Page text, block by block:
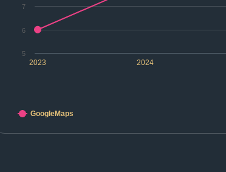
2023 2024
5
6
7
GoogleMaps